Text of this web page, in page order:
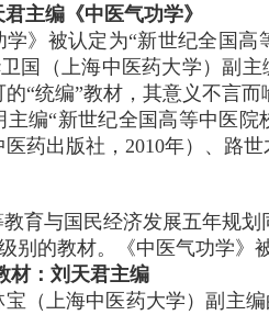
主编《中医气功学》
学》被认定为“新世纪全国
国（上海中医药大学）副
“统编”教材，其意义不言
主编“新世纪全国高等中医院
药出版社，2010年）、路
育与国民经济发展五年规
别的教材。《中医气功学》
材：刘天君主编
（上海中医药大学）副主